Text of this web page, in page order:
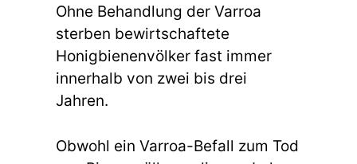
Ohne Behandlung der Varroa
sterben bewirtschaftete
Honigbienenvölker fast immer
innerhalb von zwei bis drei
Jahren.
Obwohl ein Varroa-Befall zum Tod